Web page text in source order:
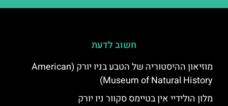
חשוב לדעת
מוזיאון ההיסטוריה של הטבע בניו יורק (American
Museum of Natural History)
מלון הולידיי אין בטיימס סקוור ניו יורק